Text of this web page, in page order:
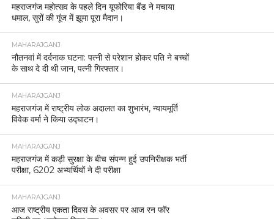
महराजगंज महोत्सव के पहले दिन यूफोरिया बैंड ने मचाया
धमाल, सुरों की गूंज में झूमा पूरा मैदान।
MAHARAJGANJ
नौतनवां में दर्दनाक घटना: पत्नी से परेशान होकर पति ने बच्चों
के साथ दे दी थी जान, पत्नी गिरफ्तार।
MAHARAJGANJ
महराजगंज में राष्ट्रीय लोक अदालत का शुभारंभ, न्यायमूर्ति
विवेक वर्मा ने किया उद्घाटन।
MAHARAJGANJ
महराजगंज में कड़ी सुरक्षा के बीच संपन्न हुई उपनिरीक्षक भर्ती
परीक्षा, 6202 अभ्यर्थियों ने दी परीक्षा
MAHARAJGANJ
आज राष्ट्रीय एकता दिवस के अवसर पर आज रन फॉर